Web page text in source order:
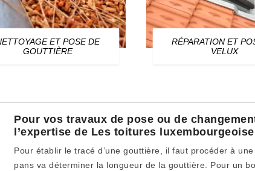
ET POSE DE
GOUTTIÈRE
RÉPARATION ET
VELUX
Pour vos travaux de pose ou de
l’expertise de Les toitures luxembourgeoise
Pour établir le tracé d’une gouttière, il faut procéder à
pans va déterminer la longueur de la gouttière. Pour un